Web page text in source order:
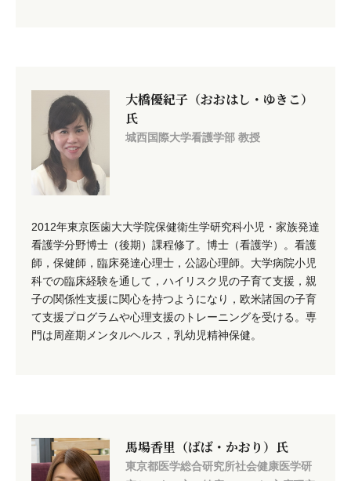
大橋優紀子（おおはし・ゆきこ）
氏
城西国際大学看護学部 教授
2012年東京医歯大大学院保健衛生学研究科小児・家族発達
看護学分野博士（後期）課程修了。博士（看護学）。看護
師，保健師，臨床発達心理士，公認心理師。大学病院小児
科での臨床経験を通して，ハイリスク児の子育て支援，親
子の関係性支援に関心を持つようになり，欧米諸国の子育
て支援プログラムや心理支援のトレーニングを受ける。専
門は周産期メンタルヘルス，乳幼児精神保健。
馬場香里（ばば・かおり）氏
東京都医学総合研究所社会健康医学研